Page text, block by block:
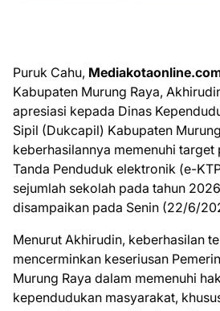
Puruk Cahu,
Kabupaten Murung Raya,
apresiasi kepada Dinas
Sipil (Dukcapil) Kabupaten
keberhasilannya memenuhi target
Tanda Penduduk elektronik (e-
sejumlah sekolah pada tahun
disampaikan pada Senin (22/6/
Menurut Akhirudin, keberhasilan
mencerminkan keseriusan
Murung Raya dalam memenuhi
kependudukan masyarakat,